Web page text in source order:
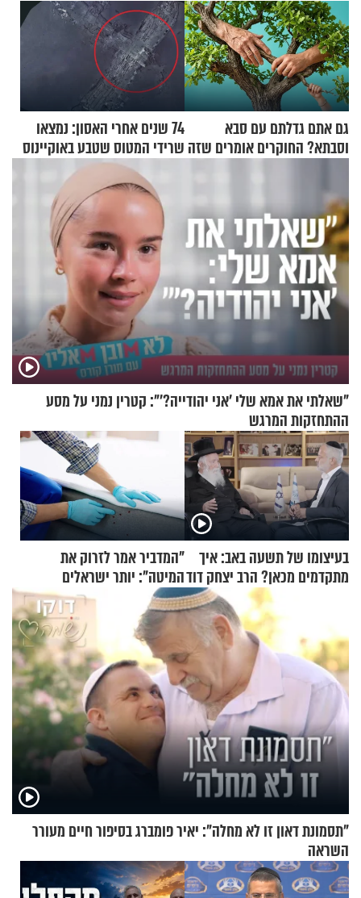
גם אתם גדלתם עם סבא
וסבתא? החוקרים אומרים שזה
74 שנים אחרי האסון: נמצאו
שרידי המטוס שטבע באוקיינוס
עם עשרות נוסעים
"שאלתי את אמא שלי 'אני יהודייה?'": קטרין נמני על מסע
ההתחזקות המרגש
בעיצומו של תשעה באב: איך
מתקדמים מכאן? הרב יצחק דוד
גרוסמן בשיחה מיוחדת
"המדביר אמר לזרוק את
המיטה": יותר ישראלים
מדווחים על מכת פשפשי
המיטה
"תסמונת דאון זו לא מחלה": יאיר פומברג בסיפור חיים מעורר
השראה